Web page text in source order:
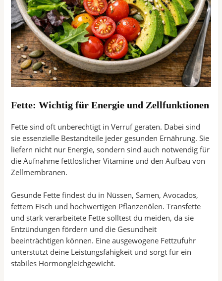
Fette: Wichtig für Energie und Zellfunktionen
Fette sind oft unberechtigt in Verruf geraten. Dabei sind
sie essenzielle Bestandteile jeder gesunden Ernährung. Sie
liefern nicht nur Energie, sondern sind auch notwendig für
die Aufnahme fettlöslicher Vitamine und den Aufbau von
Zellmembranen.
Gesunde Fette findest du in Nüssen, Samen, Avocados,
fettem Fisch und hochwertigen Pflanzenölen. Transfette
und stark verarbeitete Fette solltest du meiden, da sie
Entzündungen fördern und die Gesundheit
beeinträchtigen können. Eine ausgewogene Fettzufuhr
unterstützt deine Leistungsfähigkeit und sorgt für ein
stabiles Hormongleichgewicht.